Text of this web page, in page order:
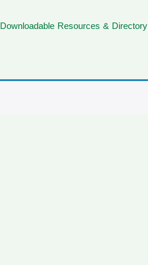
Downloadable Resources & Directory